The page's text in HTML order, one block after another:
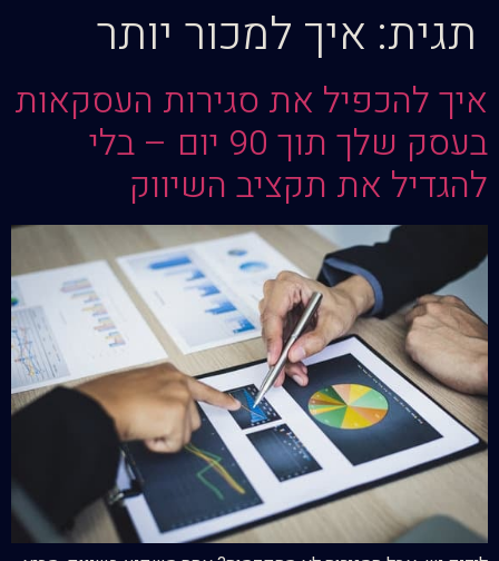
תגית: איך למכור יותר
איך להכפיל את סגירות העסקאות
בעסק שלך תוך 90 יום – בלי
להגדיל את תקציב השיווק